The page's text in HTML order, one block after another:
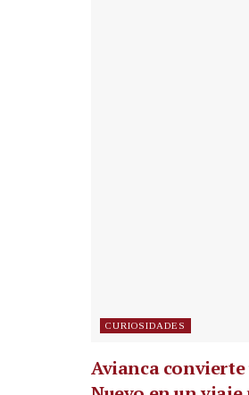
CURIOSIDADES
Avianca